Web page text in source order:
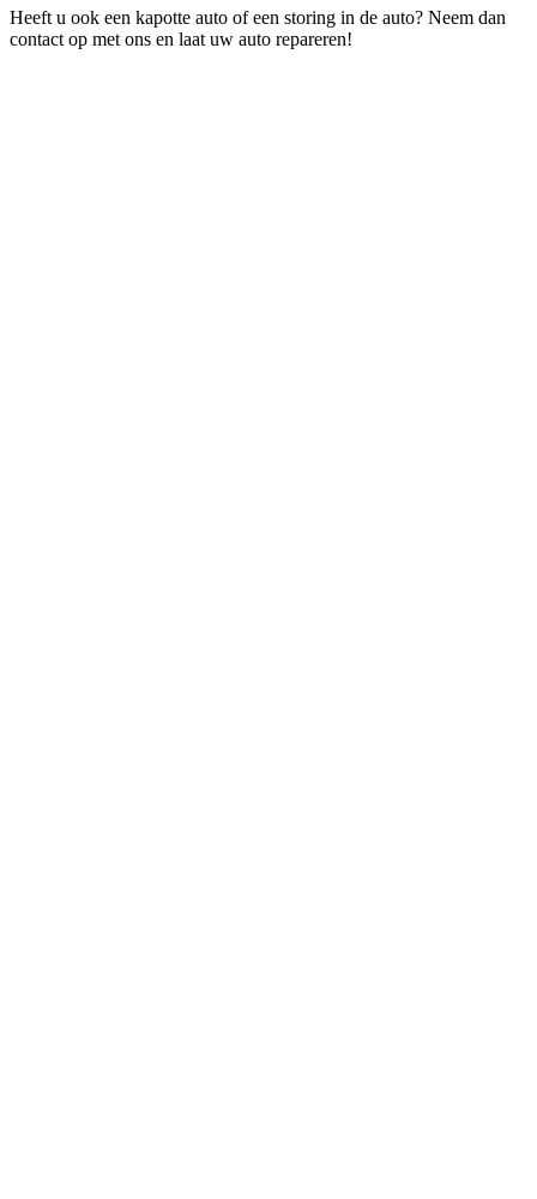
Heeft u ook een kapotte auto of een storing in de auto? Neem dan
contact op met ons en laat uw auto repareren!